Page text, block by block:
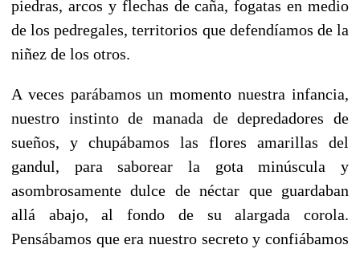
piedras, arcos y flechas de caña, fogatas en medio
de los pedregales, territorios que defendíamos de la
niñez de los otros.
A veces parábamos un momento nuestra infancia,
nuestro instinto de manada de depredadores de
sueños, y chupábamos las flores amarillas del
gandul, para saborear la gota minúscula y
asombrosamente dulce de néctar que guardaban
allá abajo, al fondo de su alargada corola.
Pensábamos que era nuestro secreto y confiábamos